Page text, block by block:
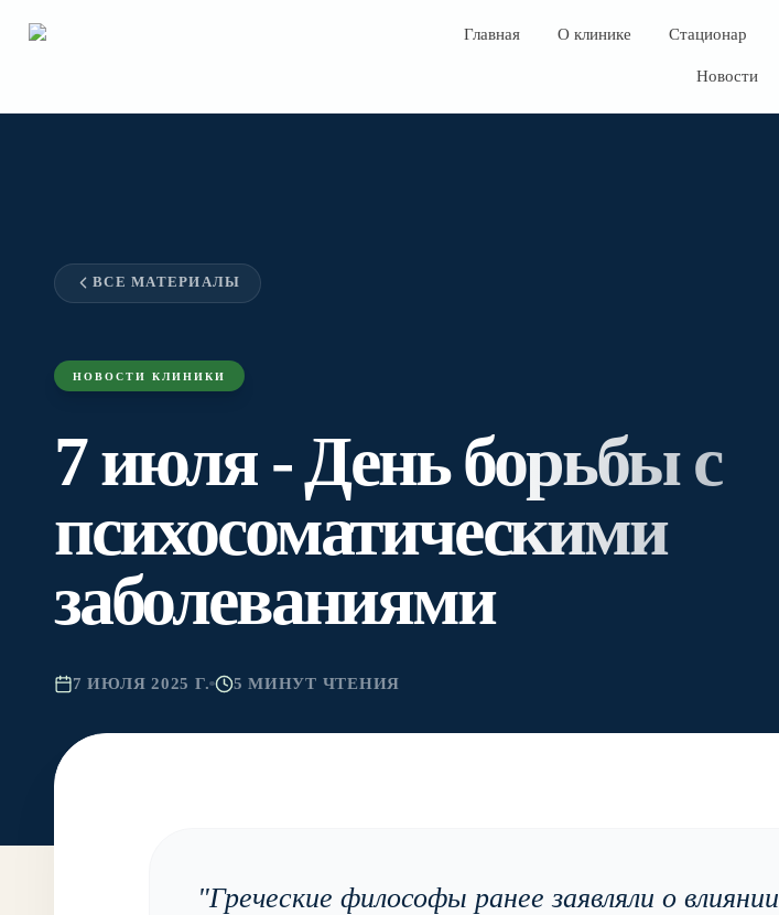
Главная О клинике Стационар
Новости
ВСЕ МАТЕРИАЛЫ
НОВОСТИ КЛИНИКИ
7 июля - День борьбы с
психосоматическими
заболеваниями
7 ИЮЛЯ 2025 Г. 5 МИНУТ ЧТЕНИЯ
"Греческие философы ранее заявляли о влиянии